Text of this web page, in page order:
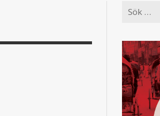
Search
for: